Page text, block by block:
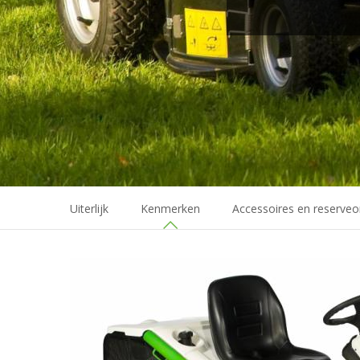
BEKIJK ALLE ZITMAAIERS
21 modellen
BEKIJK ALLE BOSMAAIERS
8 modellen
Uiterlijk Kenmerken Accessoires en